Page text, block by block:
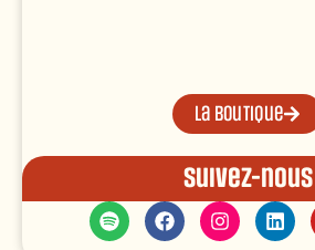
La boutique
Suivez-nous